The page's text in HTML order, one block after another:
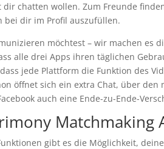
chatten wollen. Zum Freunde
bei dir im Profil auszufüllen.
möchtest – wir machen es
alle drei Apps ihren täglichen
jede Plattform die Funktion des
öffnet sich ein extra Chat, über
auch eine Ende-zu-Ende-
Matchmaking
gibt es die Möglichkeit,